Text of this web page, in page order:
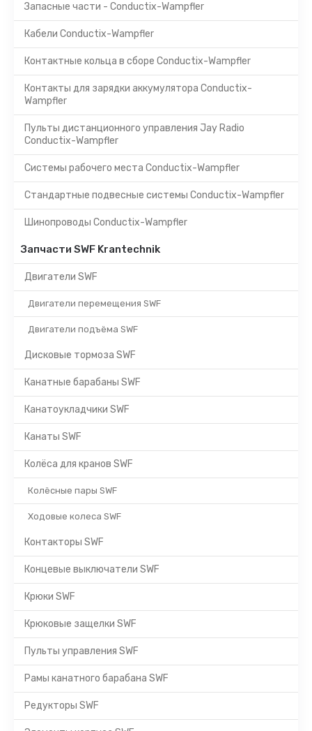
Запасные части - Conductix-Wampfler
Кабели Conductix-Wampfler
Контактные кольца в сборе Conductix-Wampfler
Контакты для зарядки аккумулятора Conductix-
Wampfler
Пульты дистанционного управления Jay Radio
Conductix-Wampfler
Системы рабочего места Conductix-Wampfler
Стандартные подвесные системы Conductix-Wampfler
Шинопроводы Conductix-Wampfler
Запчасти SWF Krantechnik
Двигатели SWF
Двигатели перемещения SWF
Двигатели подъёма SWF
Дисковые тормоза SWF
Канатные барабаны SWF
Канатоукладчики SWF
Канаты SWF
Колёса для кранов SWF
Колёсные пары SWF
Ходовые колеса SWF
Контакторы SWF
Концевые выключатели SWF
Крюки SWF
Крюковые защелки SWF
Пульты управления SWF
Рамы канатного барабана SWF
Редукторы SWF